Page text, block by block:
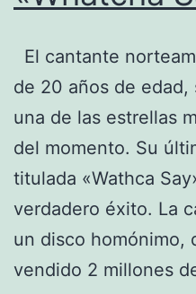
El cantante
de 20 años de edad,
una de las estrellas
del momento. Su
titulada «Wathca
verdadero éxito. La
un disco homónimo,
vendido 2 millones